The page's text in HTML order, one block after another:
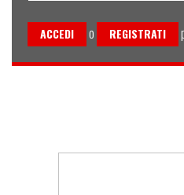
ACCEDI o REGISTRATI